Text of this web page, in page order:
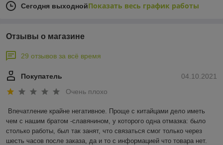
Сегодня выходнойПоказать весь график работы
Отзывы о магазине
29 отзывов за всё время
04.10.2021
Покупатель
Очень плохо
Впечатление крайне негативное. Проще с китайцами дело иметь
чем с нашим братом -славянином, у которого одна отмазка: было
столько работы, был так занят, что связаться смог только через
шесть часов после заказа, да и то с информацией что товара нет.